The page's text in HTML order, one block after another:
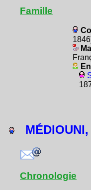
Famille
MÉDIOUNI,
Chronologie